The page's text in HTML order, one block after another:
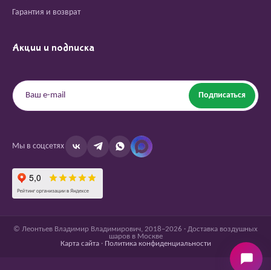
Гарантия и возврат
Акции и подписка
Подписаться
Мы в соцсетях
© Леонтьев Владимир Владимирович, 2018–2026 · Доставка воздушных
шаров в Москве
Карта сайта· Политика конфиденциальности